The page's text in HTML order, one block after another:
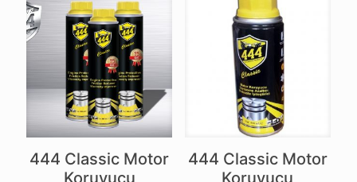
444 Classic Motor
Koruyucu
444 Classic Motor
Koruyucu